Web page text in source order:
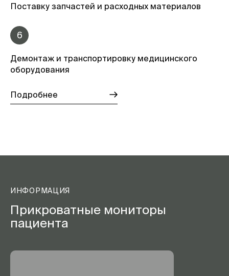
Поставку запчастей и расходных материалов
6
Демонтаж и транспортировку медицинского
оборудования
Подробнее
ИНФОРМАЦИЯ
Прикроватные мониторы
пациента